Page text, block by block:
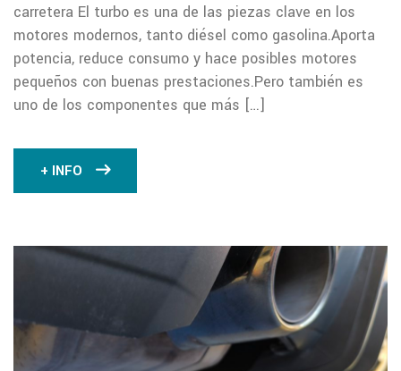
carretera El turbo es una de las piezas clave en los
motores modernos, tanto diésel como gasolina.Aporta
potencia, reduce consumo y hace posibles motores
pequeños con buenas prestaciones.Pero también es
uno de los componentes que más […]
+ INFO